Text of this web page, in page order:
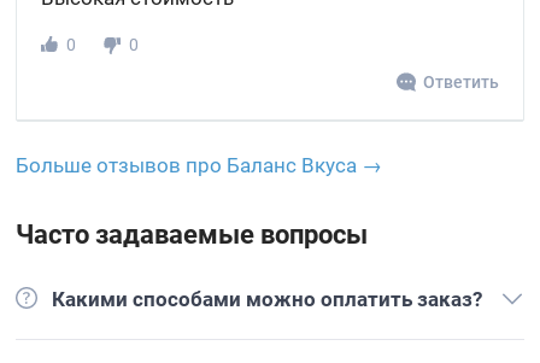
0
0
Ответить
Больше отзывов про Баланс Вкуса →
Часто задаваемые вопросы
Какими способами можно оплатить заказ?